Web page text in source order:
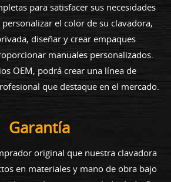
para satisfacer sus necesidades
el color de su clavadora,
diseñar y crear empaques
manuales personalizados.
OEM, podrá crear una línea de
que destaque en el mercado.
Garantía
original que nuestra clavadora
en materiales y mano de obra bajo